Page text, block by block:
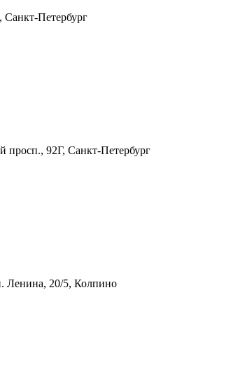
Петербург
просп., 92Г, Санкт-Петербург
Ленина, 20/5, Колпино